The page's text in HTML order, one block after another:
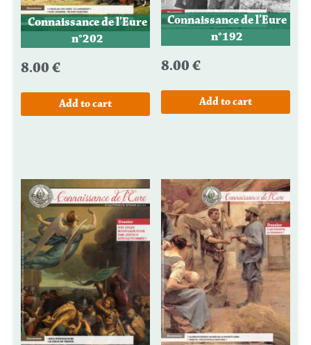
Connaissance de l’Eure
n°202
8.00 €
Add to cart
Connaissance de l’Eure
n°192
8.00 €
Add to cart